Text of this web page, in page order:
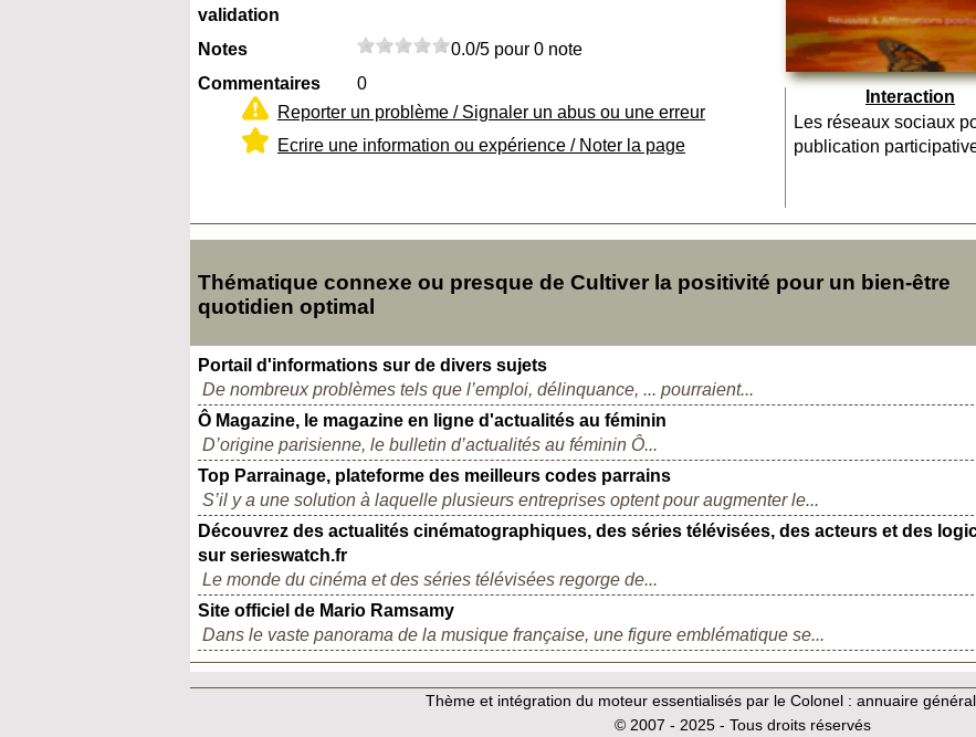
validation
Notes
0.0/5 pour 0 note
Commentaires
0
Reporter un problème / Signaler un abus ou une erreur
Ecrire une information ou expérience / Noter la page
Interaction
Les réseaux sociaux
publication
Thématique connexe ou presque de Cultiver la positivité pour un bien-être
quotidien optimal
Portail d'informations sur de divers sujets
De nombreux problèmes tels que l’emploi, délinquance, ... pourraient...
Ô Magazine, le magazine en ligne d'actualités au féminin
D’origine parisienne, le bulletin d’actualités au féminin Ô...
Top Parrainage, plateforme des meilleurs codes parrains
S’il y a une solution à laquelle plusieurs entreprises optent pour augmenter le...
Découvrez des actualités cinématographiques, des séries télévisées, des acteurs et des
sur serieswatch.fr
Le monde du cinéma et des séries télévisées regorge de...
Site officiel de Mario Ramsamy
Dans le vaste panorama de la musique française, une figure emblématique se...
Thème et intégration du moteur essentialisés par le Colonel : annuaire
© 2007 - 2025 - Tous droits réservés